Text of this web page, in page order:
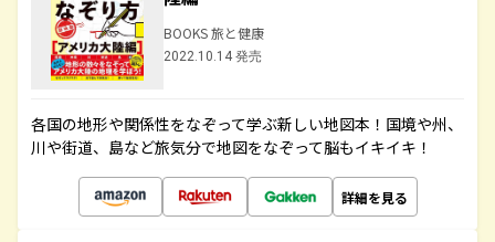
BOOKS 旅と健康
2022.10.14 発売
各国の地形や関係性をなぞって学ぶ新しい地図本！国境や州、
川や街道、島など旅気分で地図をなぞって脳もイキイキ！
詳細を見る